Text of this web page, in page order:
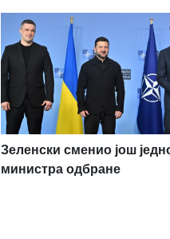
Зеленски сменио још
министра одбране